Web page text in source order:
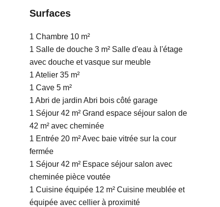
Surfaces
1 Chambre 10 m²
1 Salle de douche 3 m² Salle d'eau à l'étage
avec douche et vasque sur meuble
1 Atelier 35 m²
1 Cave 5 m²
1 Abri de jardin Abri bois côté garage
1 Séjour 42 m² Grand espace séjour salon de
42 m² avec cheminée
1 Entrée 20 m²Avec baie vitrée sur la cour
fermée
1 Séjour 42 m² Espace séjour salon avec
cheminée pièce voutée
1 Cuisine équipée 12 m² Cuisine meublée et
équipée avec cellier à proximité